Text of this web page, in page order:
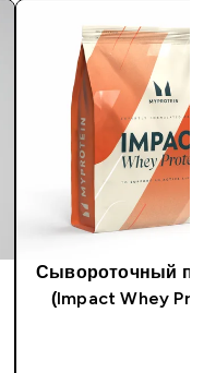
Сывороточный
(Impact Whey